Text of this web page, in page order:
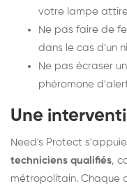
votre lampe
Ne pas faire de
dans le cas d'un
Ne pas écraser
phéromone
Une
Need's Protect
techniciens qualifiés,
métropolitain. Chaque